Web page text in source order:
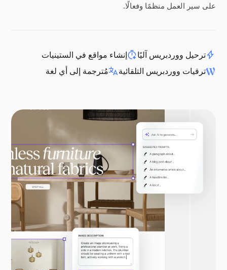
على سير العمل منظمًا وفعالًا.
ترحيل ووردبريس آليًا
إنشاء مواقع في الستينيات
ترقيات ووردبريس التلقائية
مُترجمة إلى أي لغة